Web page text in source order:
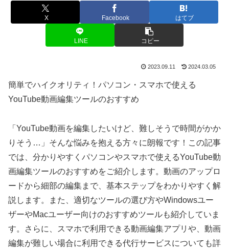
X Facebook はてブ
LINE コピー
2023.09.11 2024.03.05
簡単でハイクオリティ！パソコン・スマホで使える
YouTube動画編集ツールのおすすめ
「YouTube動画を編集したいけど、難しそうで時間がかか
りそう…」そんな悩みを抱える方々に朗報です！この記事
では、分かりやすくパソコンやスマホで使えるYouTube動
画編集ツールのおすすめをご紹介します。動画のアップロ
ードから細部の編集まで、基本ステップをわかりやすく解
説します。また、適切なツールの選び方やWindowsユー
ザーやMacユーザー向けのおすすめツールも紹介していま
す。さらに、スマホで利用できる動画編集アプリや、動画
編集が難しい場合に利用できる代行サービスについても詳